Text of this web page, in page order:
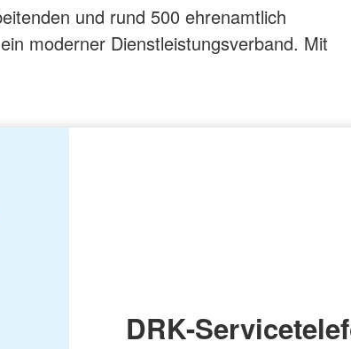
und rund 500 ehrenamtlich
moderner Dienstleistungsverband. Mit
DRK-